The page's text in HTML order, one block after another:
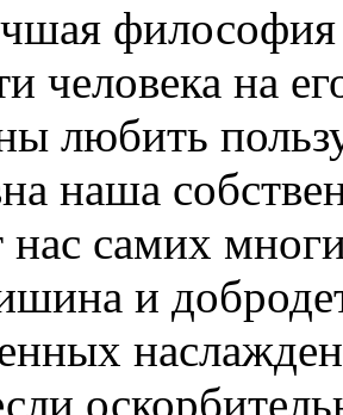
философия
человека на
любить
наша
нас самих
и